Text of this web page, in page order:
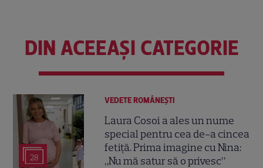
DIN ACEEAȘI CATEGORIE
28
VEDETE ROMÂNEŞTI
Laura Cosoi a ales un nume
special pentru cea de-a cincea
fetiță. Prima imagine cu Nina:
„Nu mă satur să o privesc”